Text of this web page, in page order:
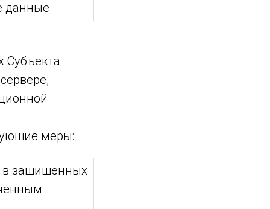
данные
Субъекта
меры:
в защищённых